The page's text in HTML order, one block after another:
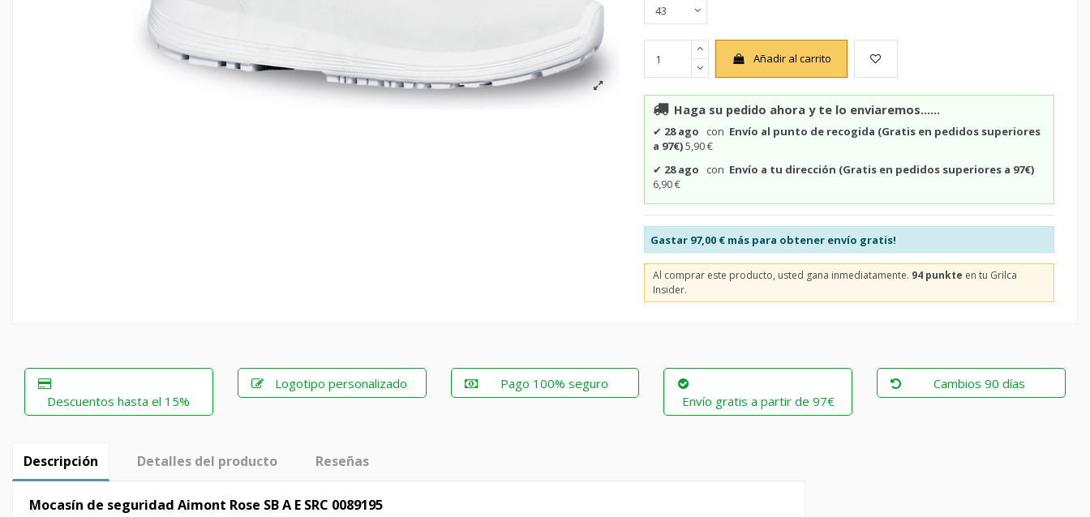
Añadir al carrito
Haga su pedido ahora y te lo enviaremos......
✔ 28 ago con Envío al punto de recogida (Gratis en pedidos superiores
a 97€)5,90 €
✔ 28 ago con Envío a tu dirección (Gratis en pedidos superiores a 97€)
6,90 €
Gastar 97,00 €más para obtener envío gratis!
Al comprar este producto, usted gana inmediatamente. 94 punkte en tu Grilca
Insider.
Descuentos hasta el 15%
Logotipo personalizado
Pago 100% seguro
Envío gratis a partir de 97€
Cambios 90 días
Descripción Detalles del producto Reseñas
Mocasín de seguridad Aimont Rose SB A E SRC 0089195